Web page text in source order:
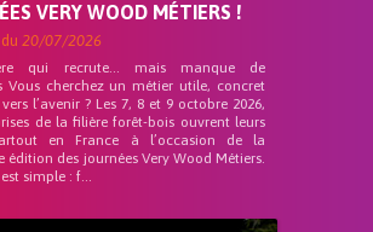
VERY WOOD MÉTIERS !
20/07/2026
qui recrute… mais manque de
Vous cherchez un métier utile, concret
l’avenir ? Les 7, 8 et 9 octobre 2026,
de la filière forêt-bois ouvrent leurs
en France à l’occasion de la
édition des journées Very Wood Métiers.
simple : f...